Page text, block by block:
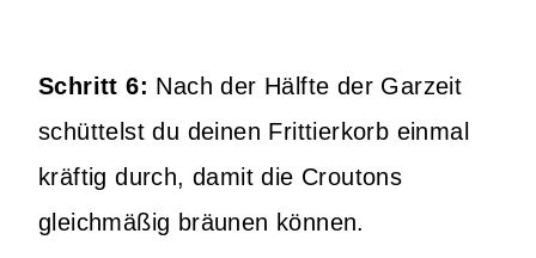
Schritt 6: Nach der Hälfte der Garzeit
schüttelst du deinen Frittierkorb einmal
kräftig durch, damit die Croutons
gleichmäßig bräunen können.